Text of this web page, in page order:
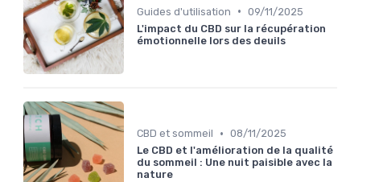
Guides d'utilisation • 09/11/2025
L'impact du CBD sur la récupération
émotionnelle lors des deuils
CBD et sommeil • 08/11/2025
Le CBD et l'amélioration de la qualité
du sommeil : Une nuit paisible avec la
nature